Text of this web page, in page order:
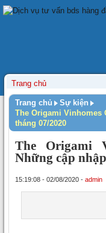
Trang chủ
Sự kiện
The Origami Vinhomes
tháng 07/2020
The Origami
Những cập
15:19:08 - 02/08/2020 - admin